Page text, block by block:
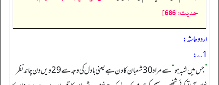
حدیث: 686]
اردو حاشہ:
1؎:
”جس میں شبہ ہو“
سے مراد 30 شعبان کا دن ہے یعنی بادل کی وجہ سے 29ویں دن چاند نظر